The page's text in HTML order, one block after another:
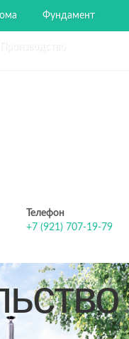
Фундамент
Телефон
+7 (921) 707-19-79